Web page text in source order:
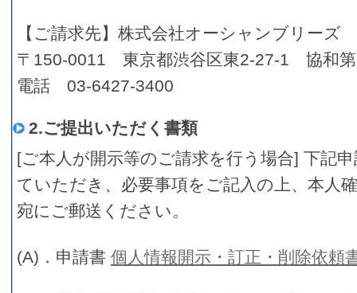
【ご請求先】株式会社オーシャンブリーズ
〒150-0011 東京都渋谷区東2-27-1 協和
電話 03-6427-3400
2.ご提出いただく書類
[ご本人が開示等のご請求を行う場合] 下記
ていただき、必要事項をご記入の上、本人
宛にご郵送ください。
(A)．申請書 個人情報開示・訂正・削除依頼